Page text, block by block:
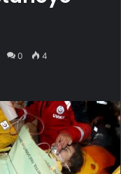
0 4